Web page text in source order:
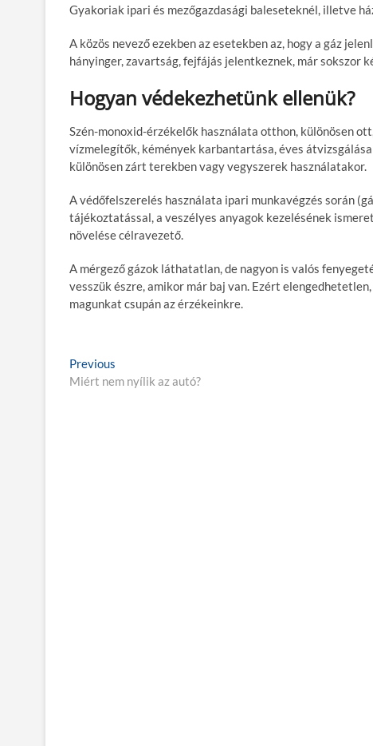
Gyakoriak ipari és mezőgazdasági baleseteknél, illetve
A közös nevező ezekben az esetekben az, hogy a gáz
hányinger, zavartság, fejfájás jelentkeznek, már sokszor
Hogyan védekezhetünk ellenük?
Szén-monoxid-érzékelők használata otthon, különösen
vízmelegítők, kémények karbantartása, éves
különösen zárt terekben vagy vegyszerek használatakor.
A védőfelszerelés használata ipari munkavégzés során
tájékoztatással, a veszélyes anyagok kezelésének
növelése célravezető.
A mérgező gázok láthatatlan, de nagyon is valós
vesszük észre, amikor már baj van. Ezért
magunkat csupán az érzékeinkre.
B
e
Previous
r
Miért nem nyílik az autó?